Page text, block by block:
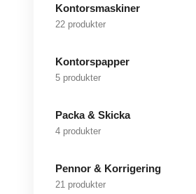
Kontorsmaskiner
22 produkter
Kontorspapper
5 produkter
Packa & Skicka
4 produkter
Pennor & Korrigering
21 produkter